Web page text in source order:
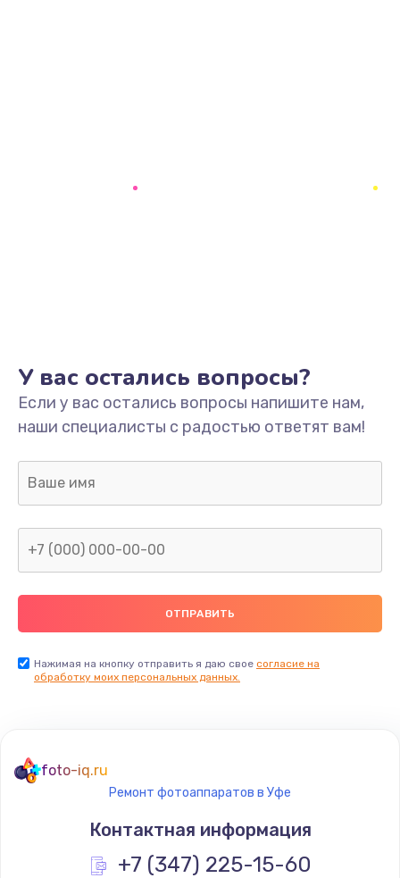
У вас остались вопросы?
Если у вас остались вопросы напишите нам,
наши специалисты с радостью ответят вам!
Нажимая на кнопку отправить я даю свое согласие на
обработку моих персональных данных.
foto-iq.ru
Ремонт фотоаппаратов в Уфе
Контактная информация
+7 (347) 225-15-60